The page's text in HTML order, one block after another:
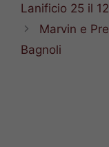
Lanificio 25 il
Marvin e
Bagnoli